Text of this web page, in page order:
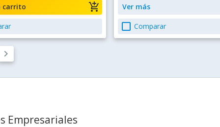
add_shopping_cart
carrito Ver más
check_box_outline_blank Comparar
keyboard_arrow_right
Empresariales